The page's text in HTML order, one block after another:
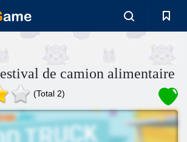
de camion alimentaire
(Total 2)